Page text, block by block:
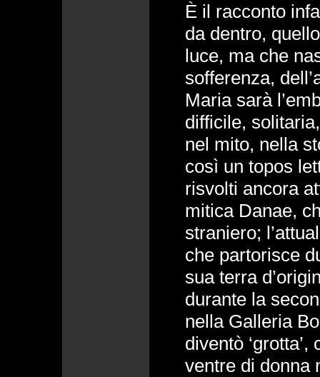
È il racconto
da dentro,
luce, ma che
sofferenza,
Maria sarà
difficile,
nel mito, nella
così un topos
risvolti ancora
mitica Danae,
straniero;
che partorisce
sua terra
durante la
nella Galleria
diventò
ventre di donna